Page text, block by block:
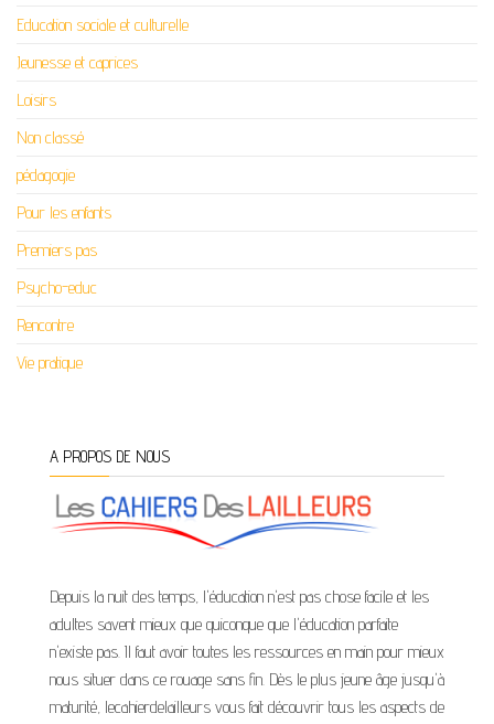
Education sociale et culturelle
Jeunesse et caprices
Loisirs
Non classé
pédagogie
Pour les enfants
Premiers pas
Psycho-educ
Rencontre
Vie pratique
A PROPOS DE NOUS
Depuis la nuit des temps, l'éducation n'est pas chose facile et les
adultes savent mieux que quiconque que l'éducation parfaite
n'existe pas. Il faut avoir toutes les ressources en main pour mieux
nous situer dans ce rouage sans fin. Dès le plus jeune âge jusqu'à
maturité, lecahierdelailleurs vous fait découvrir tous les aspects de